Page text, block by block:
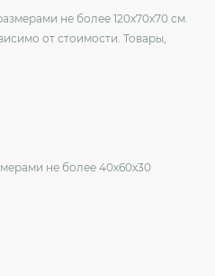
не более 120х70х70 см.
от стоимости. Товары,
не более 40х60х30